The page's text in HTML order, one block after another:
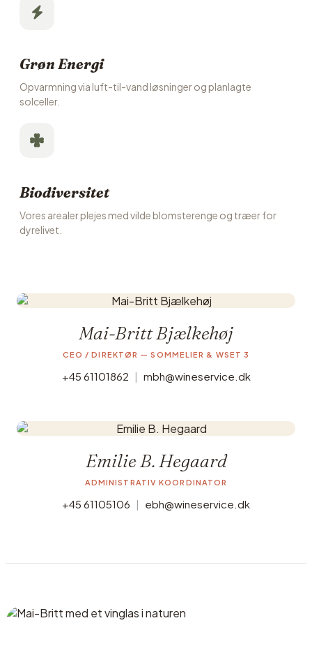
Grøn Energi
Opvarmning via luft-til-vand løsninger og planlagte
solceller.
Biodiversitet
Vores arealer plejes med vilde blomsterenge og træer for
dyrelivet.
Mai-Britt Bjælkehøj
CEO / DIREKTØR — SOMMELIER & WSET 3
+45 61101862 | mbh@wineservice.dk
Emilie B. Hegaard
ADMINISTRATIV KOORDINATOR
+45 61105106 | ebh@wineservice.dk